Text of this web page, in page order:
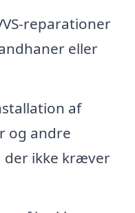
reparationer
eller
af
og andre
der ikke kræver